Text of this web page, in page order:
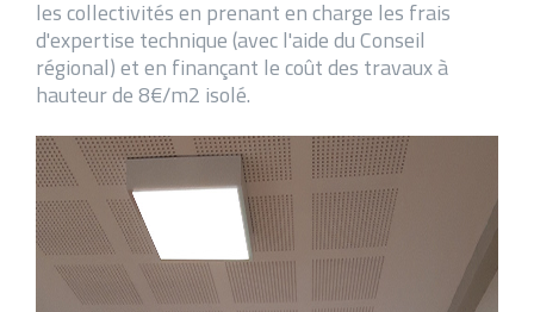
les collectivités en prenant en charge les frais
d'expertise technique (avec l'aide du Conseil
régional) et en finançant le coût des travaux à
hauteur de 8€/m2 isolé.